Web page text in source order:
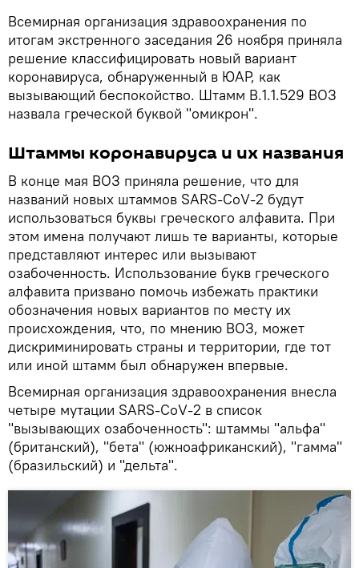
Всемирная организация здравоохранения по
итогам экстренного заседания 26 ноября приняла
решение классифицировать новый вариант
коронавируса, обнаруженный в ЮАР, как
вызывающий беспокойство. Штамм B.1.1.529 ВОЗ
назвала греческой буквой "омикрон".
Штаммы коронавируса и их названия
В конце мая ВОЗ приняла решение, что для
названий новых штаммов SARS-CoV-2 будут
использоваться буквы греческого алфавита. При
этом имена получают лишь те варианты, которые
представляют интерес или вызывают
озабоченность. Использование букв греческого
алфавита призвано помочь избежать практики
обозначения новых вариантов по месту их
происхождения, что, по мнению ВОЗ, может
дискриминировать страны и территории, где тот
или иной штамм был обнаружен впервые.
Всемирная организация здравоохранения внесла
четыре мутации SARS-CoV-2 в список
"вызывающих озабоченность": штаммы "альфа"
(британский), "бета" (южноафриканский), "гамма"
(бразильский) и "дельта".